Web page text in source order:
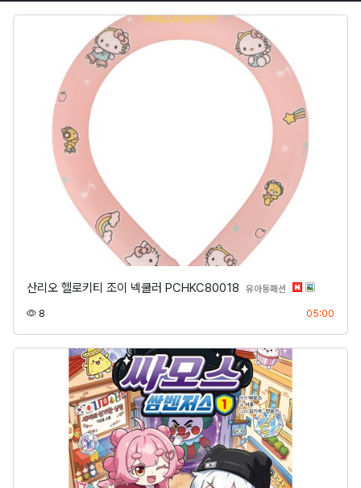
산리오 헬로키티 조이 넥쿨러 PCHKC80018 유아동패션 분류
8 05:00